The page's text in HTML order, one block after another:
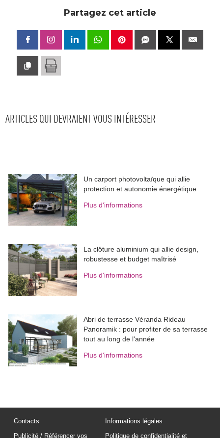
Partagez cet article
ARTICLES QUI DEVRAIENT VOUS INTÉRESSER
Un carport photovoltaïque qui allie
protection et autonomie énergétique
Plus d'informations
La clôture aluminium qui allie design,
robustesse et budget maîtrisé
Plus d'informations
Abri de terrasse Véranda Rideau
Panoramik : pour profiter de sa terrasse
tout au long de l'année
Plus d'informations
Contacts
Publicité / Référencer vos
Informations légales
Politique de confidentialité et